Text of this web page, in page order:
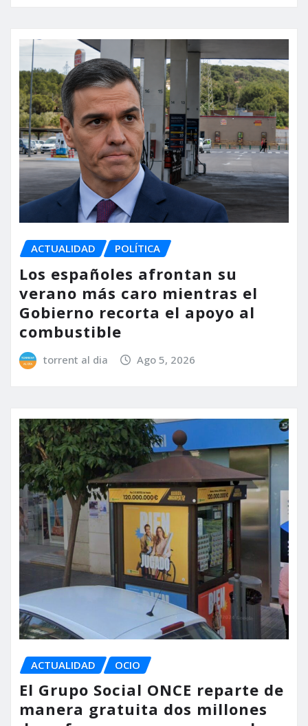
ACTUALIDAD POLÍTICA
Los españoles afrontan su
verano más caro mientras el
Gobierno recorta el apoyo al
combustible
torrent al dia Ago 5, 2026
ACTUALIDAD OCIO
El Grupo Social ONCE reparte de
manera gratuita dos millones